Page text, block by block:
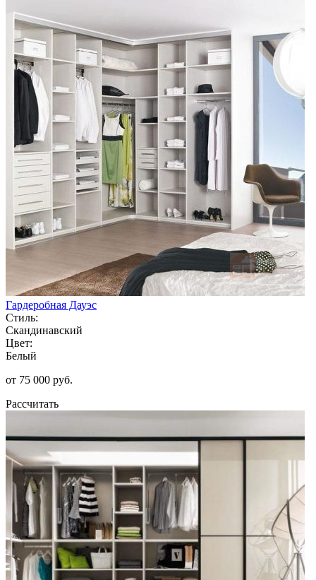
Гардеробная Дауэс
Стиль:
Скандинавский
Цвет:
Белый
от 75 000 руб.
Рассчитать